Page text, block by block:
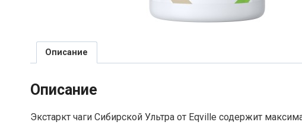
Описание
Описание
Экстаркт чаги Сибирской Ультра от Eqville содержит